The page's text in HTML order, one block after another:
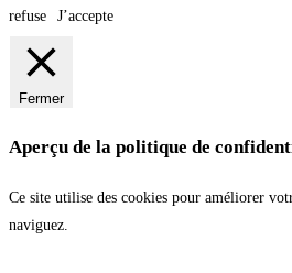
refuse
J’accepte
Fermer
Aperçu de la politique de
Ce site utilise des cookies pour améliorer
naviguez.